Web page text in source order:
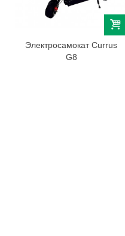
Электросамокат Currus
G8